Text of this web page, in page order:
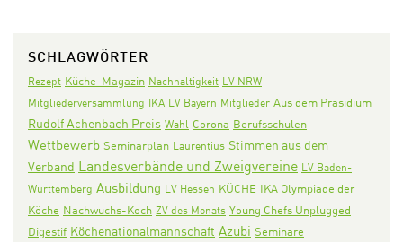
SCHLAGWÖRTER
Rezept Küche-Magazin Nachhaltigkeit LV NRW
Mitgliederversammlung IKA LV Bayern Mitglieder Aus dem Präsidium
Rudolf Achenbach Preis Wahl Corona Berufsschulen
Wettbewerb Seminarplan Laurentius Stimmen aus dem
Verband Landesverbände und Zweigvereine LV Baden-
Württemberg Ausbildung LV Hessen KÜCHE IKA Olympiade der
Köche Nachwuchs-Koch ZV des Monats Young Chefs Unplugged
Digestif Köchenationalmannschaft Azubi Seminare